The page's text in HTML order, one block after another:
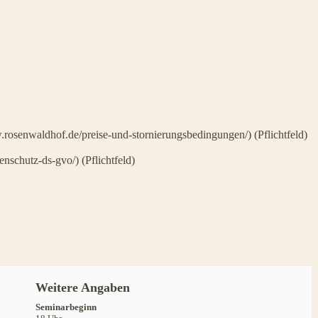
preise-und-stornierungsbedingungen/) (Pflichtfeld)
ds-gvo/) (Pflichtfeld)
Weitere Angaben
Seminarbeginn